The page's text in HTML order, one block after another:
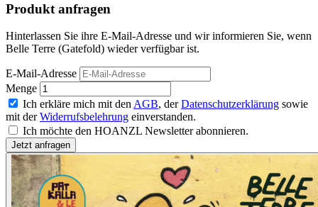
Produkt anfragen
Hinterlassen Sie ihre E-Mail-Adresse und wir informieren Sie, wenn
Belle Terre (Gatefold) wieder verfügbar ist.
E-Mail-Adresse
Menge
Ich erkläre mich mit den AGB, derDatenschutzerklärung sowie
mit derWiderrufsbelehrung einverstanden.
Ich möchte den HOANZL Newsletter abonnieren.